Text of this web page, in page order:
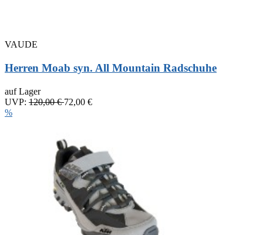
VAUDE
Herren Moab syn. All Mountain Radschuhe
auf Lager
UVP: 120,00 € 72,00 €
%